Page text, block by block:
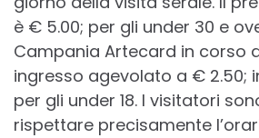
è € 5.00; per gli under 30 e
Campania Artecard in corso
ingresso agevolato a € 2.50;
per gli under 18. I visitatori
rispettare precisamente